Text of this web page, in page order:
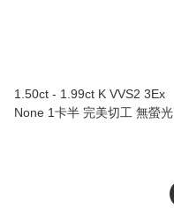
1.50ct - 1.99ct K VVS2 3Ex
None 1卡半 完美切工 無螢光